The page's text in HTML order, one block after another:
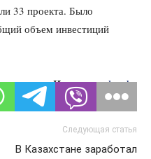
33 проекта. Было
объем инвестиций
Источник: lsm.kz
Следующая статья
В Казахстане заработал